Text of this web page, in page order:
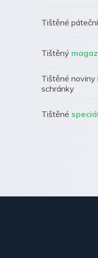
Tištěné
Tištěný
Tištěné noviny
schránky
Tištěné